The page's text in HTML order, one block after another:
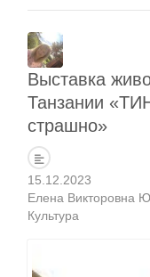
Выставка
Танзании
страшно»
15.12.2023
Елена Викторовна
Культура